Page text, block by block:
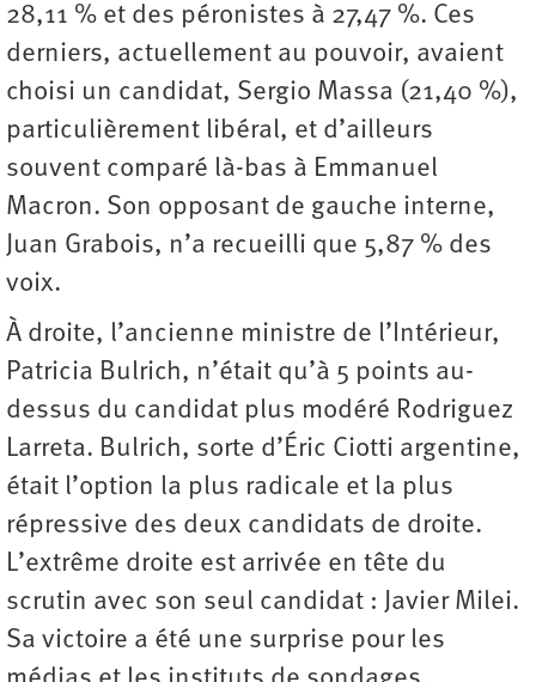
28,11 % et des péronistes à 27,47 %. Ces
derniers, actuellement au pouvoir, avaient
choisi un candidat, Sergio Massa (21,40 %),
particulièrement libéral, et d’ailleurs
souvent comparé là-bas à Emmanuel
Macron. Son opposant de gauche interne,
Juan Grabois, n’a recueilli que 5,87 % des
voix.
À droite, l’ancienne ministre de l’Intérieur,
Patricia Bulrich, n’était qu’à 5 points au-
dessus du candidat plus modéré Rodriguez
Larreta. Bulrich, sorte d’Éric Ciotti argentine,
était l’option la plus radicale et la plus
répressive des deux candidats de droite.
L’extrême droite est arrivée en tête du
scrutin avec son seul candidat : Javier Milei.
Sa victoire a été une surprise pour les